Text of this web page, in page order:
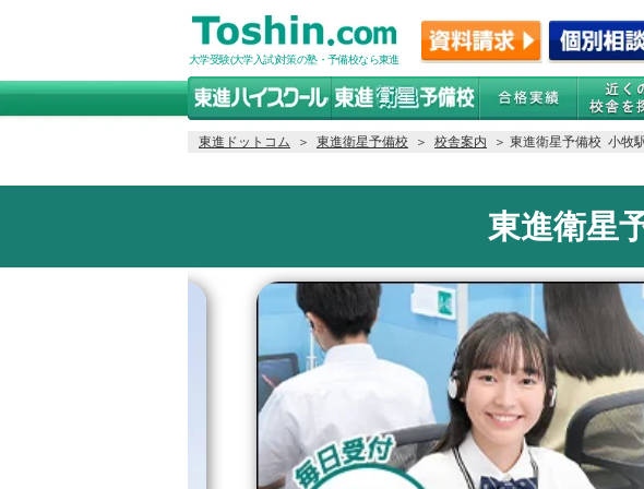
大学受験(大学入試)対策の塾・予備校なら東進
東進ドットコム ＞ 東進衛星予備校 ＞ 校舎案内 ＞ 東進衛星予備校 小牧
東進衛星